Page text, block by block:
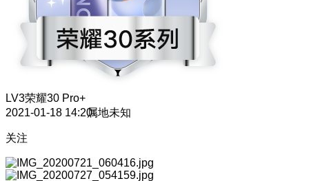
LV3荣耀30 Pro+
2021-01-18 14:20属地未知
关注